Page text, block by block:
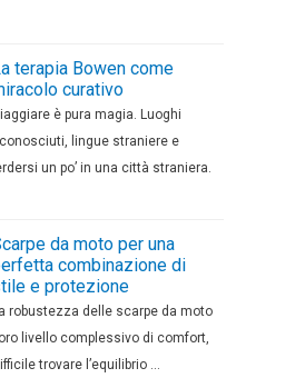
terapia Bowen come
curativo
è pura magia. Luoghi
lingue straniere e
un po’ in una città straniera.
da moto per una
combinazione di
e protezione
robustezza delle scarpe da moto
livello complessivo di comfort,
trovare l’equilibrio …